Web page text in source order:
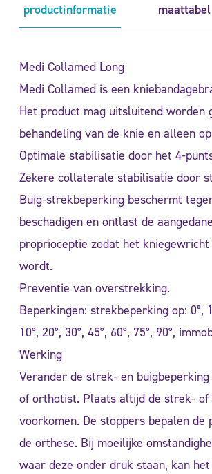
productinformatie maattabel
Medi Collamed Long
Medi Collamed is een
Het product mag uitsluitend
behandeling van de knie en alleen
Optimale stabilisatie door het 4-
Zekere collaterale stabilisatie door
Buig-strekbeperking beschermt
beschadigen en ontlast de
proprioceptie zodat het
wordt.
Preventie van overstrekking.
Beperkingen: strekbeperking op: 0°,
10°, 20°, 30°, 45°, 60°, 75°, 90°,
Werking
Verander de strek- en
of orthotist. Plaats altijd de strek- of
voorkomen. De stoppers bepalen
de orthese. Bij moeilijke
waar deze onder druk staan, kan